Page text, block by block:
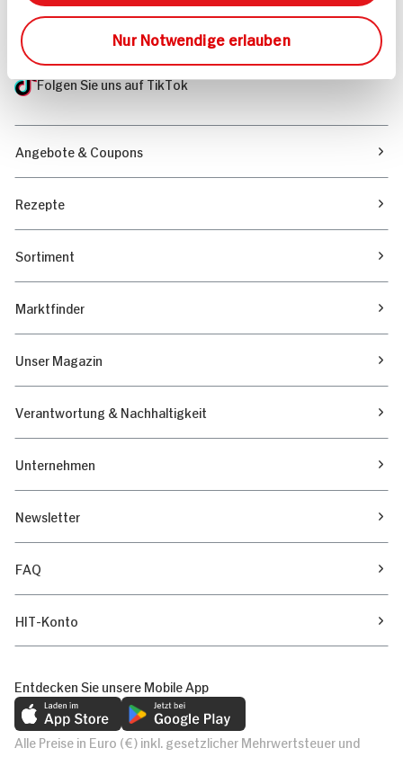
Nur Notwendige erlauben
(0228) 42967 0
Montag - Donnerstag: 9 bis 16 Uhr
Freitags: 9 bis 13 Uhr
Folgen Sie uns auf TikTok
Angebote & Coupons
Rezepte
Sortiment
Marktfinder
Unser Magazin
Verantwortung & Nachhaltigkeit
Unternehmen
Newsletter
FAQ
HIT-Konto
Entdecken Sie unsere Mobile App
Alle Preise in Euro (€) inkl. gesetzlicher Mehrwertsteuer und